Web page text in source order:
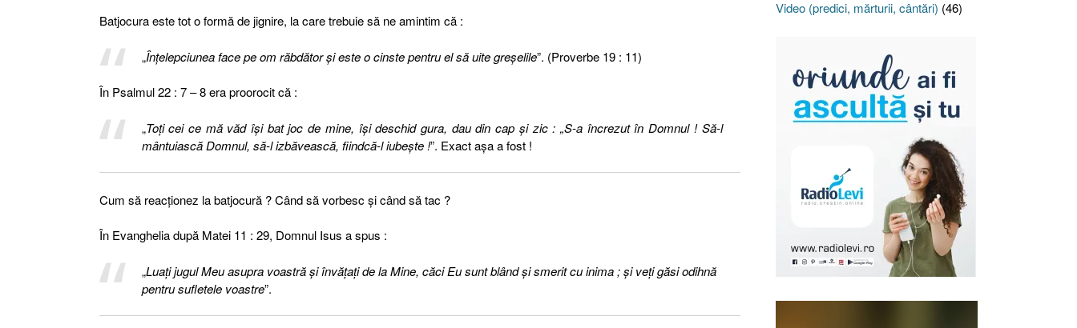
Batjocura este tot o formă de jignire, la care trebuie să ne amintim că :
„Înţelepciunea face pe om răbdător şi este o cinste pentru el să uite greşelile”. (Proverbe 19 : 11)
În Psalmul 22 : 7 – 8 era proorocit că :
„Toţi cei ce mă văd îşi bat joc de mine, îşi deschid gura, dau din cap şi zic : „S-a încrezut în Domnul ! Să-l
mântuiască Domnul, să-l izbăvească, fiindcă-l iubeşte !”. Exact aşa a fost !
Cum să reacţionez la batjocură ? Când să vorbesc şi când să tac ?
În Evanghelia după Matei 11 : 29, Domnul Isus a spus :
„Luaţi jugul Meu asupra voastră şi învăţaţi de la Mine, căci Eu sunt blând şi smerit cu inima ; şi veţi găsi odihnă
pentru sufletele voastre”.
Video (predici, mărturii, cântări) (46)